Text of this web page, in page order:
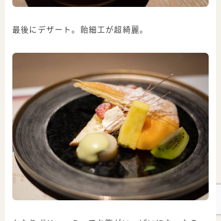
最後にデザート。飴細工が超綺麗。